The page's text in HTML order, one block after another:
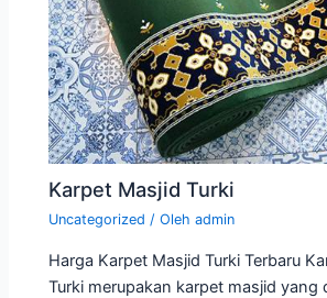
Karpet Masjid Turki
Uncategorized / Olehadmin
Harga Karpet Masjid Turki Terbaru
Turki merupakan karpet masjid yang